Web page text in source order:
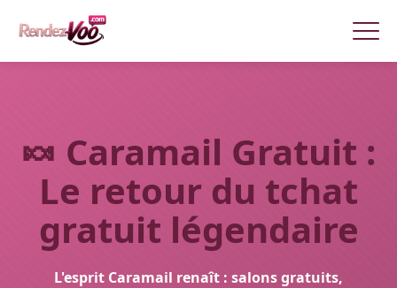
🍬 Caramail Gratuit :
Le retour du tchat
gratuit légendaire
L'esprit Caramail renaît : salons gratuits,